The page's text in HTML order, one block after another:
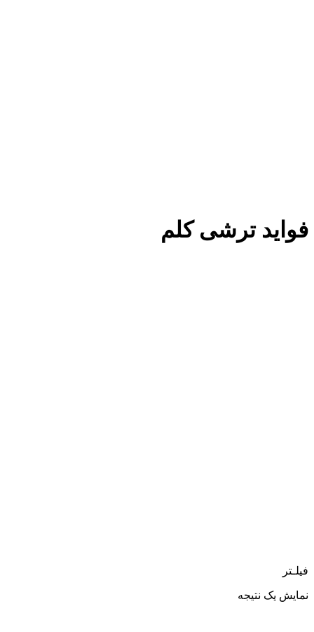
فواید ترشی کلم
فیلـتر
نمایش یک نتیجه